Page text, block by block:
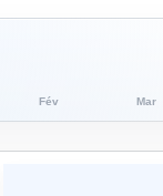
Fév Mar